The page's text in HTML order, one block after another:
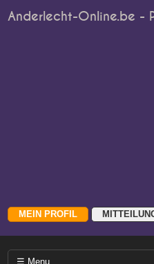
Anderlecht-Online.be -